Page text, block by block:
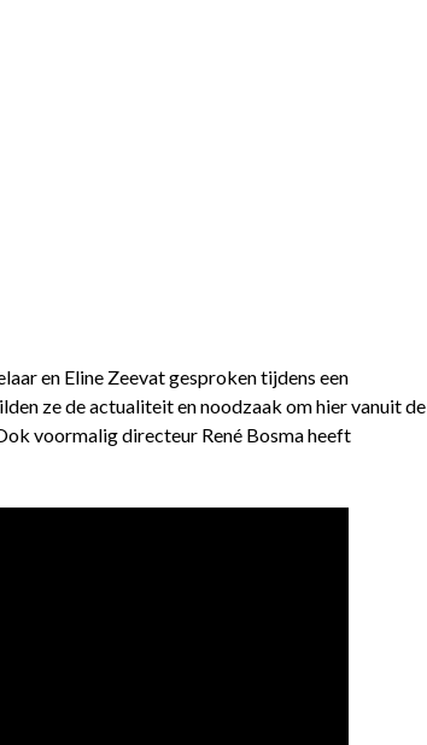
en Eline Zeevat gesproken tijdens een
ze de actualiteit en noodzaak om hier vanuit de
voormalig directeur René Bosma heeft